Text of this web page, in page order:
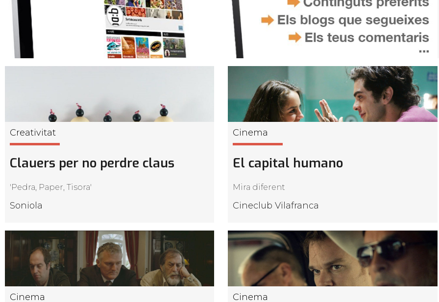
Cinema
El capital humano
Mira diferent
Cineclub Vilafranca
Creativitat
Clauers per no perdre claus
'Pedra, Paper, Tisora'
Soniola
Cinema
Cinema